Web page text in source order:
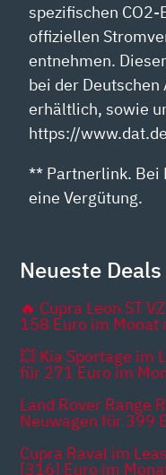
spezifischen
offiziellen
entnehmen.
bei der
erhältlich, sowie
https://
** Partnerlink. Bei
eine Vergütung.
Neueste Deals
🔥 Cupra Leon ST
158 Euro im Monat
💥 Kia Sportage im
für 271 Euro im
Land Rover Range
Neuwagen für 399
Cupra Raval im
[316] Euro im